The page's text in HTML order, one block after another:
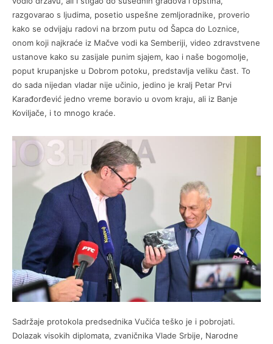
razgovarao s ljudima, posetio uspešne zemljoradnike, proverio
kako se odvijaju radovi na brzom putu od Šapca do Loznice,
onom koji najkraće iz Mačve vodi ka Semberiji, video zdravstvene
ustanove kako su zasijale punim sjajem, kao i naše bogomolje,
poput krupanjske u Dobrom potoku, predstavlja veliku čast. To
do sada nijedan vladar nije učinio, jedino je kralj Petar Prvi
Karađorđević jedno vreme boravio u ovom kraju, ali iz Banje
Koviljače, i to mnogo kraće.
Sadržaje protokola predsednika Vučića teško je i pobrojati.
Dolazak visokih diplomata, zvaničnika Vlade Srbije, Narodne